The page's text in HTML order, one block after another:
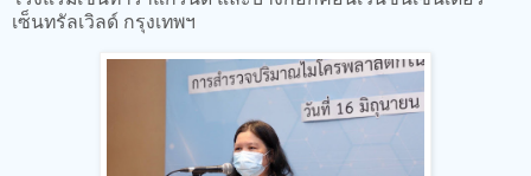
เซ็นทรัลเวิลด์ กรุงเทพฯ